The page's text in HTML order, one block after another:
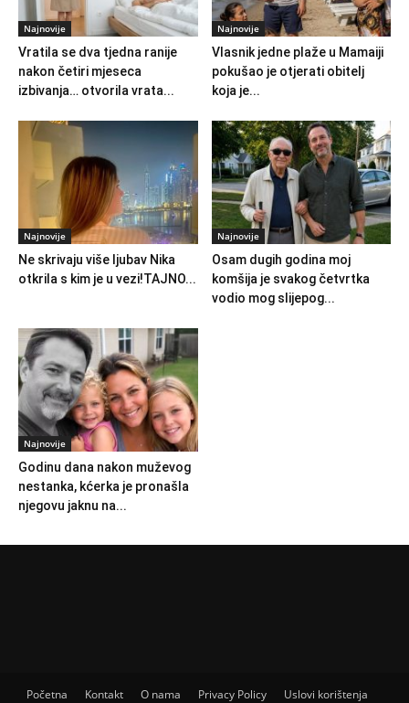
Najnovije
Vratila se dva tjedna ranije
nakon četiri mjeseca
izbivanja… otvorila vrata...
Najnovije
Vlasnik jedne plaže u Mamaiji
pokušao je otjerati obitelj
koja je...
Najnovije
Ne skrivaju više ljubav Nika
otkrila s kim je u vezi!TAJNO...
Najnovije
Osam dugih godina moj
komšija je svakog četvrtka
vodio mog slijepog...
Najnovije
Godinu dana nakon muževog
nestanka, kćerka je pronašla
njegovu jaknu na...
Početna Kontakt O nama Privacy Policy Uslovi korištenja